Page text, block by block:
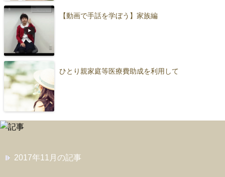
【動画で手話を学ぼう】家族編
ひとり親家庭等医療費助成を利用して
2017年11月の記事